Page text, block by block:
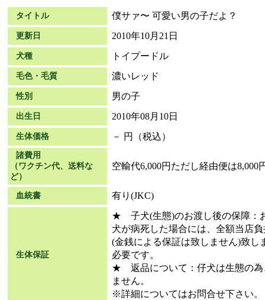
タイトル 僕サァ〜 可愛い男の子だよ？
更新日 2010年10月21日
犬種 トイプードル
毛色・毛質 濃いレッド
性別 男の子
出生日 2010年08月10日
生体価格 － 円（税込）
諸費用
（ワクチン代、送料な
ど）
空輸代6,000円ただし経由便は8,000
血統書 有り(JKC)
生体保証
★ 子犬(生態)のお渡し後の保障：
犬が病死した場合には、全額当店
(金銭による保証は致しません)致し
必要です。
★ 返品について：仔犬は生態の為
ません。
※詳細についてはお問合せ下さい。